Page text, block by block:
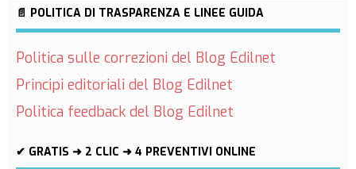
📄 POLITICA DI TRASPARENZA E LINEE GUIDA
Politica sulle correzioni del Blog Edilnet
Principi editoriali del Blog Edilnet
Politica feedback del Blog Edilnet
✔ GRATIS ➜ 2 CLIC ➜ 4 PREVENTIVI ONLINE